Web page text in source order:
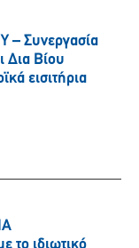
– Συνεργασία
Δια Βίου
εισιτήρια